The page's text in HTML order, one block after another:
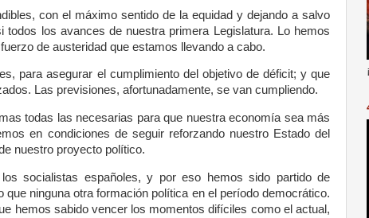
con el máximo sentido de la equidad y dejando a salvo
todos los avances de nuestra primera Legislatura. Lo hemos
de austeridad que estamos llevando a cabo.
para asegurar el cumplimiento del objetivo de déficit; y que
Las previsiones, afortunadamente, se van cumpliendo.
todas las necesarias para que nuestra economía sea más
en condiciones de seguir reforzando nuestro Estado del
nuestro proyecto político.
socialistas españoles, y por eso hemos sido partido de
ninguna otra formación política en el período democrático.
hemos sabido vencer los momentos difíciles como el actual,